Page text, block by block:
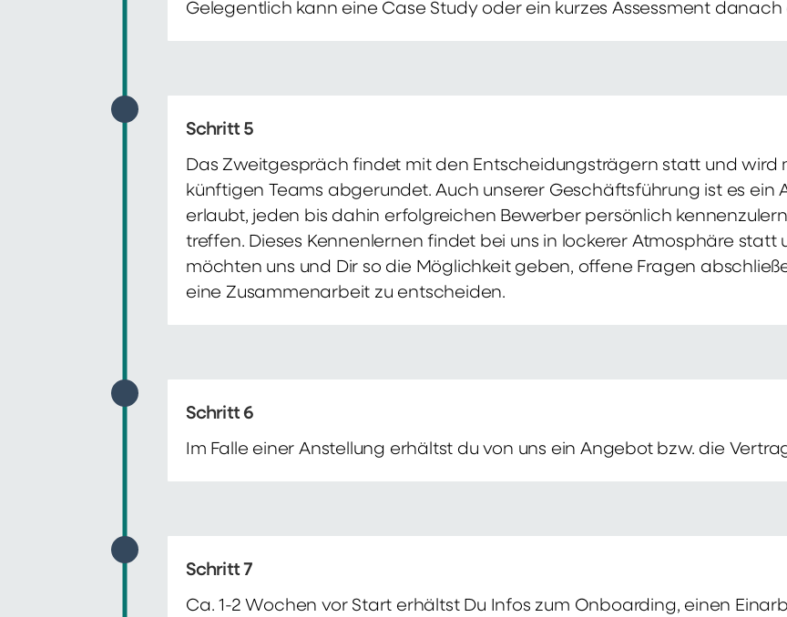
Gelegentlich kann eine Case Study oder ein kurzes Assessment
Schritt 5
Das Zweitgespräch findet mit den Entscheidungsträgern statt und wird
künftigen Teams abgerundet. Auch unserer Geschäftsführung ist es ein
erlaubt, jeden bis dahin erfolgreichen Bewerber persönlich
treffen. Dieses Kennenlernen findet bei uns in lockerer Atmosphäre
möchten uns und Dir so die Möglichkeit geben, offene Fragen
eine Zusammenarbeit zu entscheiden.
Schritt 6
Im Falle einer Anstellung erhältst du von uns ein Angebot bzw. die
Schritt 7
Ca. 1-2 Wochen vor Start erhältst Du Infos zum Onboarding, einen